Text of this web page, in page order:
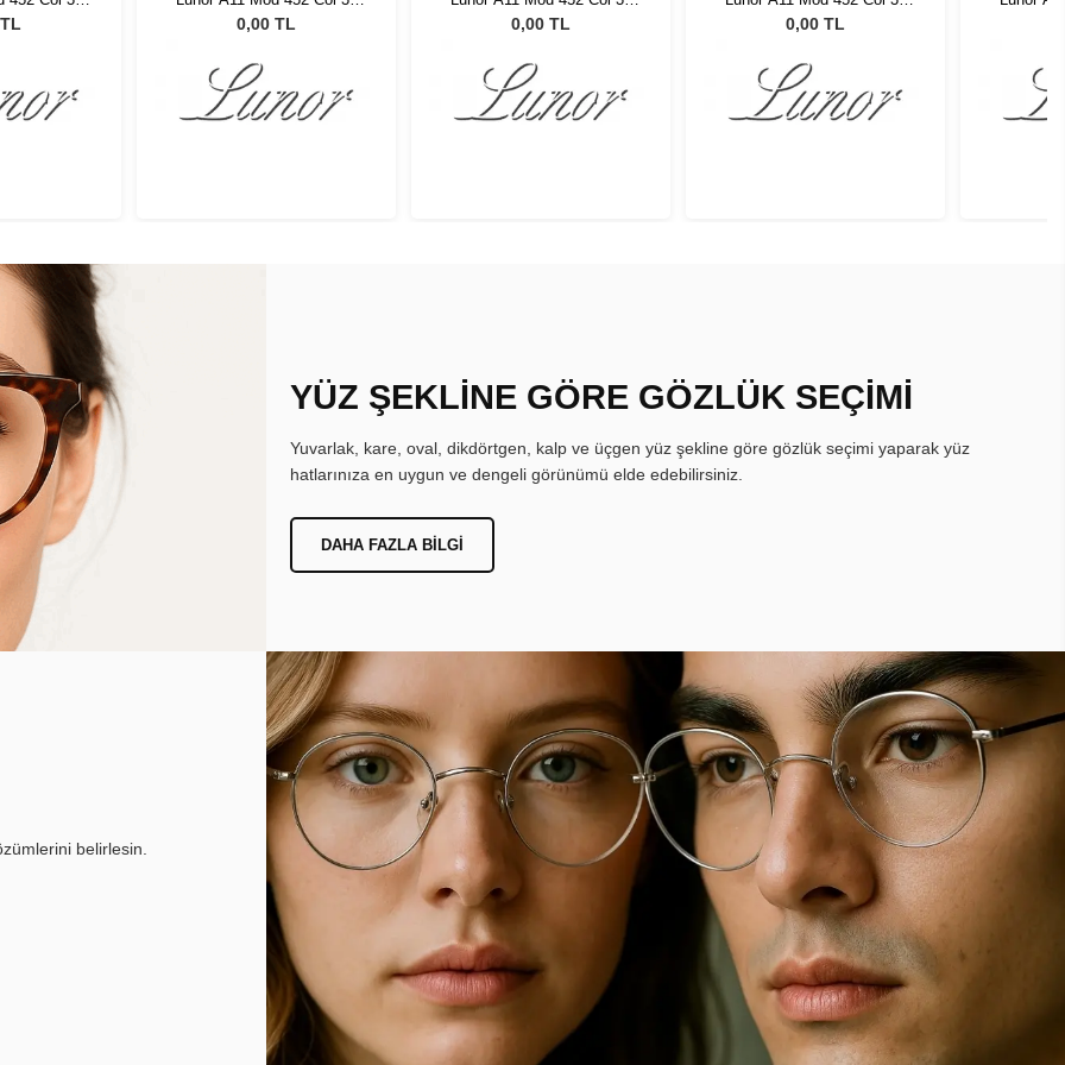
Matte
0,00 TL
Matte
0,00 TL
Matte
0,00 TL
YÜZ ŞEKLİNE GÖRE GÖZLÜK SEÇİMİ
Yuvarlak, kare, oval, dikdörtgen, kalp ve üçgen yüz şekline göre gözlük seçimi yaparak yüz
hatlarınıza en uygun ve dengeli görünümü elde edebilirsiniz.
DAHA FAZLA BILGI
belirlesin.